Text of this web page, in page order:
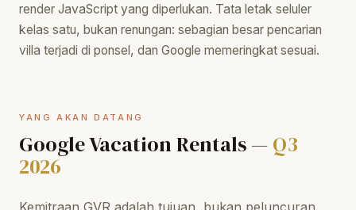
render JavaScript yang diperlukan. Tata letak seluler
kelas satu, bukan renungan: sebagian besar pencarian
villa terjadi di ponsel, dan Google memeringkat sesuai.
YANG AKAN DATANG
Google Vacation Rentals —Q3
2026